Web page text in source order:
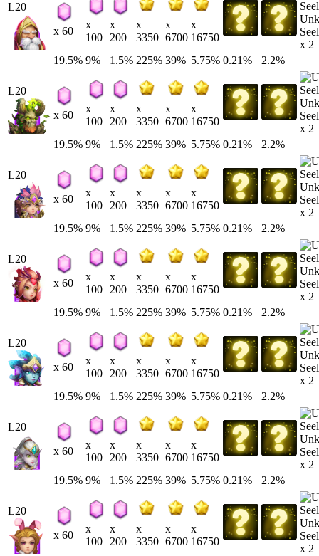
L20
x 60
x
100
x
200
x
3350
x
6700
x
16750
x 2
19.5% 9% 1.5% 225% 39% 5.75% 0.21% 2.2%
L20
x 60
x
100
x
200
x
3350
x
6700
x
16750
x 2
19.5% 9% 1.5% 225% 39% 5.75% 0.21% 2.2%
L20
x 60
x
100
x
200
x
3350
x
6700
x
16750
x 2
19.5% 9% 1.5% 225% 39% 5.75% 0.21% 2.2%
L20
x 60
x
100
x
200
x
3350
x
6700
x
16750
x 2
19.5% 9% 1.5% 225% 39% 5.75% 0.21% 2.2%
L20
x 60
x
100
x
200
x
3350
x
6700
x
16750
x 2
19.5% 9% 1.5% 225% 39% 5.75% 0.21% 2.2%
L20
x 60
x
100
x
200
x
3350
x
6700
x
16750
x 2
19.5% 9% 1.5% 225% 39% 5.75% 0.21% 2.2%
L20
x 60
x
100
x
200
x
3350
x
6700
x
16750
x 2